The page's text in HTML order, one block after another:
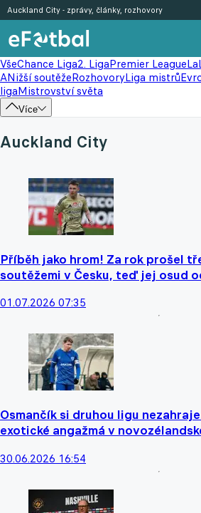
VšeChance Liga2. LigaPremier League
ANižší soutěžeRozhovoryLiga mistrů
ligaMistrovství světa
Více
Auckland City - zprávy, články, rozhovory
Auckland City
Příběh jako hrom! Za rok prošel
soutěžemi v Česku, teď jej osud
01.07.2026 07:35
Osmančík si druhou ligu
exotické angažmá v
30.06.2026 16:54